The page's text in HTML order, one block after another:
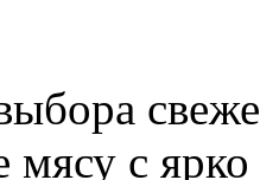
мясу с